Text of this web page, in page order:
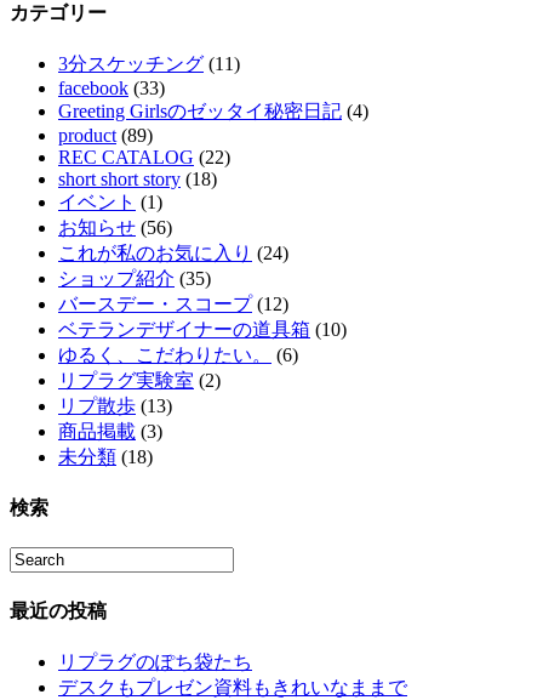
カテゴリー
3分スケッチング (11)
facebook (33)
Greeting Girlsのゼッタイ秘密日記 (4)
product (89)
REC CATALOG (22)
short short story (18)
イベント (1)
お知らせ (56)
これが私のお気に入り (24)
ショップ紹介 (35)
バースデー・スコープ(12)
ベテランデザイナーの道具箱 (10)
ゆるく、こだわりたい。
(6)
リプラグ実験室 (2)
リプ散歩 (13)
商品掲載 (3)
未分類 (18)
検索
最近の投稿
リプラグのぽち袋たち
デスクもプレゼン資料もきれいなままで